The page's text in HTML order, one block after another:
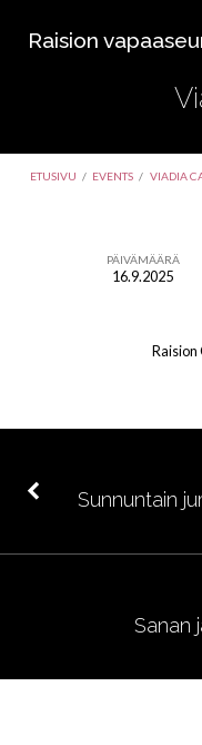
Raision
ETUSIVU / EVENTS / VIADIA
PÄIVÄMÄÄRÄ
16.9.2025
Sunnuntain
Sanan